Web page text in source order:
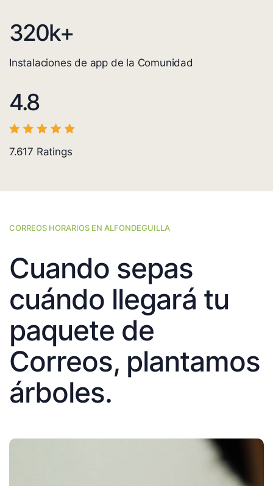
320k+
Instalaciones de app de la Comunidad
4.8
7.617 Ratings
CORREOS HORARIOS EN ALFONDEGUILLA
Cuando sepas
cuándo llegará tu
paquete de
Correos, plantamos
árboles.